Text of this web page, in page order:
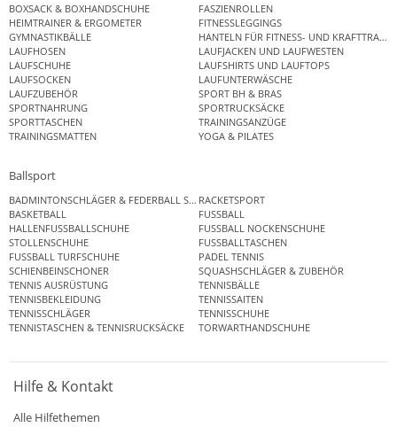
BOXSACK & BOXHANDSCHUHE
FASZIENROLLEN
HEIMTRAINER & ERGOMETER
FITNESSLEGGINGS
GYMNASTIKBÄLLE
HANTELN FÜR FITNESS- UND
LAUFHOSEN
LAUFJACKEN UND LAUFWESTEN
LAUFSCHUHE
LAUFSHIRTS UND LAUFTOPS
LAUFSOCKEN
LAUFUNTERWÄSCHE
LAUFZUBEHÖR
SPORT BH & BRAS
SPORTNAHRUNG
SPORTRUCKSÄCKE
SPORTTASCHEN
TRAININGSANZÜGE
TRAININGSMATTEN
YOGA & PILATES
Ballsport
BADMINTONSCHLÄGER & FEDERBALL SETSRACKETSPORT
BASKETBALL
FUSSBALL
HALLENFUSSBALLSCHUHE
FUSSBALL NOCKENSCHUHE
STOLLENSCHUHE
FUSSBALLTASCHEN
FUSSBALL TURFSCHUHE
PADEL TENNIS
SCHIENBEINSCHONER
SQUASHSCHLÄGER & ZUBEHÖR
TENNIS AUSRÜSTUNG
TENNISBÄLLE
TENNISBEKLEIDUNG
TENNISSAITEN
TENNISSCHLÄGER
TENNISSCHUHE
TENNISTASCHEN & TENNISRUCKSÄCKE
TORWARTHANDSCHUHE
Hilfe & Kontakt
Alle Hilfethemen